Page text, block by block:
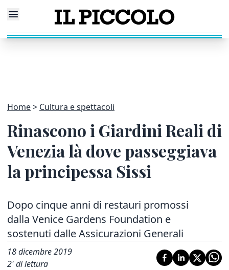
Home Cultura e spettacoli
Rinascono i Giardini Reali di
Venezia là dove passeggiava
la principessa Sissi
Dopo cinque anni di restauri promossi
dalla Venice Gardens Foundation e
sostenuti dalle Assicurazioni Generali
18 dicembre 2019
2' di lettura